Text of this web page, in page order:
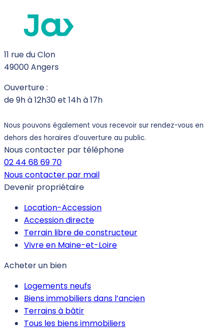
11 rue du Clon
49000 Angers
Ouverture :
de 9h à 12h30 et 14h à 17h
Nous pouvons également vous recevoir sur rendez-vous en
dehors des horaires d’ouverture au public.
Nous contacter par téléphone
02 44 68 69 70
Nous contacter par mail
Devenir propriétaire
Location-Accession
Accession directe
Terrain libre de constructeur
Vivre en Maine-et-Loire
Acheter un bien
Logements neufs
Biens immobiliers dans l’ancien
Terrains à bâtir
Tous les biens immobiliers